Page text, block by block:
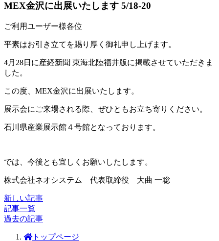
MEX金沢に出展いたします 5/18-20
ご利用ユーザー様各位
平素はお引き立てを賜り厚く御礼申し上げます。
4月28日に産経新聞 東海北陸福井版に掲載させていただきま
した。
この度、MEX金沢に出展いたします。
展示会にご来場される際、ぜひともお立ち寄りください。
石川県産業展示館４号館となっております。
では、今後とも宜しくお願いしたします。
株式会社ネオシステム 代表取締役 大曲 一聡
新しい記事
記事一覧
過去の記事
トップページ